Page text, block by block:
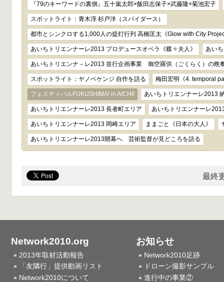
『79のキーワードの裏側』五十嵐太郎×飯田志保子×武藤隆×菊池宏子
スポットライト：青木淳 杉戸洋（スパイダース）
都市とシンクロする1,000人の提灯行列 高橋匡太《Glow with City
あいちトリエンナーレ2013 プロデュースオペラ《蝶々夫人》 あい
あいちトリエンナ－レ2013 並行企画事業 御空羅供（ごくらく）の晩
スポットライト：ヤノベケンジ 自作を語る 梅田宏明《4. temporal
フェスティバルFUKUSHIMA! in AICHI! あいちトリエンナーレ2013
あいちトリエンナーレ2013 長者町エリア あいちトリエンナーレ
あいちトリエンナーレ2013 岡崎エリア ままごと《日本の大人》
あいちトリエンナーレ2013開幕へ 芸術監督が見どころを語る
最終
Network2010.org
2013年取材活動報告
「友隣行」提供動画リスト
Network2010について
お知らせ
Network2010足跡
ドローン撮影サンプル
進行中の事業②